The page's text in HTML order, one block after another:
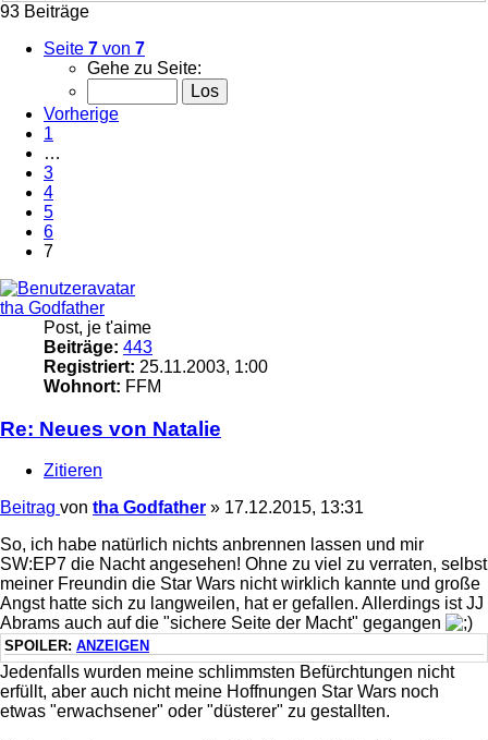
93 Beiträge
Seite 7 von 7
Gehe zu Seite:
Vorherige
1
…
3
4
5
6
7
tha Godfather
Post, je t'aime
Beiträge: 443
Registriert: 25.11.2003, 1:00
Wohnort: FFM
Re: Neues von Natalie
Zitieren
Beitrag von tha Godfather » 17.12.2015, 13:31
So, ich habe natürlich nichts anbrennen lassen und mir
SW:EP7 die Nacht angesehen! Ohne zu viel zu verraten, selbst
meiner Freundin die Star Wars nicht wirklich kannte und große
Angst hatte sich zu langweilen, hat er gefallen. Allerdings ist JJ
Abrams auch auf die "sichere Seite der Macht" gegangen
SPOILER: ANZEIGEN
Jedenfalls wurden meine schlimmsten Befürchtungen nicht
erfüllt, aber auch nicht meine Hoffnungen Star Wars noch
etwas "erwachsener" oder "düsterer" zu gestallten.